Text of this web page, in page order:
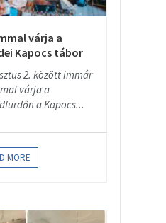
várja a
Kapocs tábor
2. között immár
várja a
a Kapocs...
MORE